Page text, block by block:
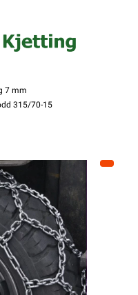
7 mm
315/70-15